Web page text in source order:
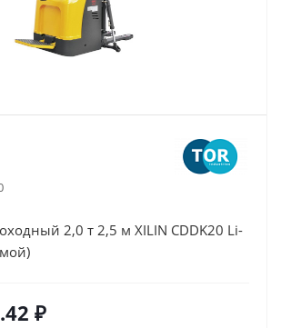
2,0 т 2,5 м XILIN CDDK20 Li-
₽